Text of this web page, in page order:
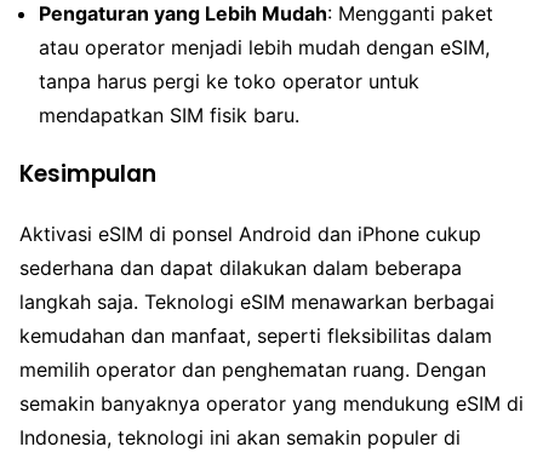
Pengaturan yang Lebih Mudah: Mengganti paket
atau operator menjadi lebih mudah dengan eSIM,
tanpa harus pergi ke toko operator untuk
mendapatkan SIM fisik baru.
Kesimpulan
Aktivasi eSIM di ponsel Android dan iPhone cukup
sederhana dan dapat dilakukan dalam beberapa
langkah saja. Teknologi eSIM menawarkan berbagai
kemudahan dan manfaat, seperti fleksibilitas dalam
memilih operator dan penghematan ruang. Dengan
semakin banyaknya operator yang mendukung eSIM di
Indonesia, teknologi ini akan semakin populer di